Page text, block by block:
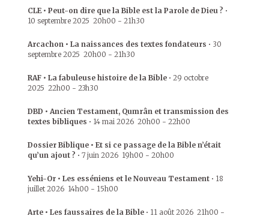
CLE • Peut-on dire que la Bible est la Parole de Dieu ? •
10 septembre 2025 20h00 - 21h30
Arcachon • La naissances des textes fondateurs • 30
septembre 2025 20h00 - 21h30
RAF • La fabuleuse histoire de la Bible • 29 octobre
2025 22h00 - 23h30
DBD • Ancien Testament, Qumrân et transmission des
textes bibliques • 14 mai 2026 20h00 - 22h00
Dossier Biblique • Et si ce passage de la Bible n’était
qu’un ajout ? • 7 juin 2026 19h00 - 20h00
Yehi-Or • Les esséniens et le Nouveau Testament • 18
juillet 2026 14h00 - 15h00
Arte • Les faussaires de la Bible • 11 août 2026 21h00 -